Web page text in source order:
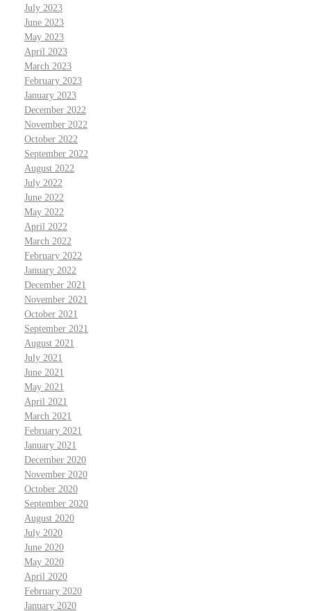
July 2023
June 2023
May 2023
April 2023
March 2023
February 2023
January 2023
December 2022
November 2022
October 2022
September 2022
August 2022
July 2022
June 2022
May 2022
April 2022
March 2022
February 2022
January 2022
December 2021
November 2021
October 2021
September 2021
August 2021
July 2021
June 2021
May 2021
April 2021
March 2021
February 2021
January 2021
December 2020
November 2020
October 2020
September 2020
August 2020
July 2020
June 2020
May 2020
April 2020
February 2020
January 2020